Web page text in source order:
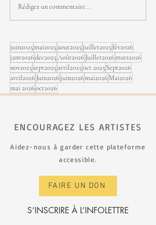
Rédigez un commentaire...
juin2025mai2025 aout2025juillet2025fév2026
janv2026dec2025Août2026 Juillet2026mars2026
nov2025sept2025 avril2025oct 2025 Sept2026
avril2026 Juin2026juin2026mai2026 Mai2026
mai 2026oct2026
ENCOURAGEZ LES ARTISTES
Aidez-nous à garder cette plateforme
accessible.
FAIRE UN DON
S’INSCRIRE À L’INFOLETTRE